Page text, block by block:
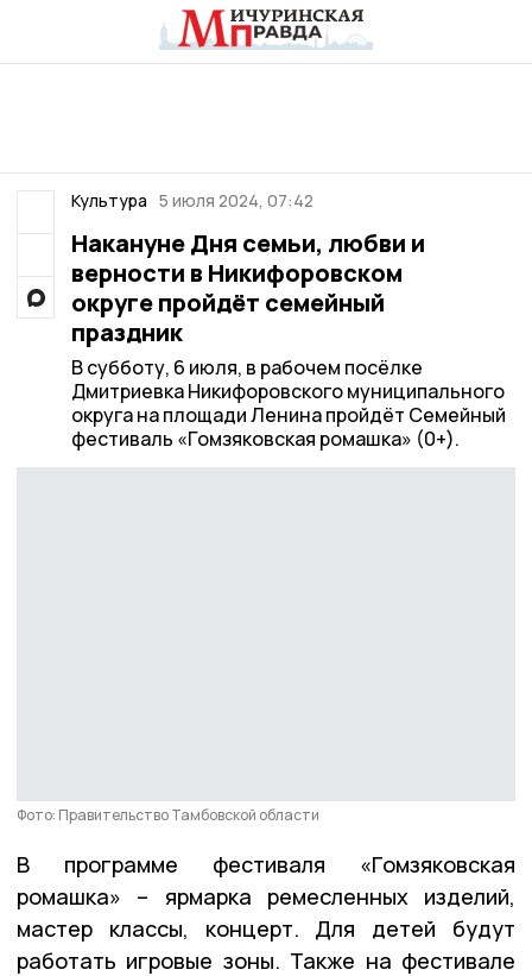
Культура 5 июля 2024, 07:42
Накануне Дня семьи, любви и
верности в Никифоровском
округе пройдёт семейный
праздник
В субботу, 6 июля, в рабочем посёлке
Дмитриевка Никифоровского муниципального
округа на площади Ленина пройдёт Семейный
фестиваль «Гомзяковская ромашка» (0+).
Фото: Правительство Тамбовской области
В программе фестиваля «Гомзяковская
ромашка» – ярмарка ремесленных изделий,
мастер классы, концерт. Для детей будут
работать игровые зоны. Также на фестивале